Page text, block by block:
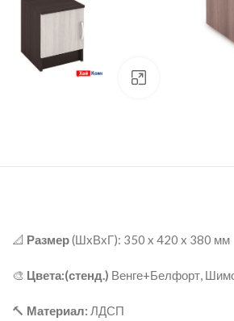
нажмите
📐 Размер(ШxВхГ): 350 x 420 x 380 мм
🎨 Цвета:(стенд.) Венге+Белфорт,
🔨 Материал: ЛДСП